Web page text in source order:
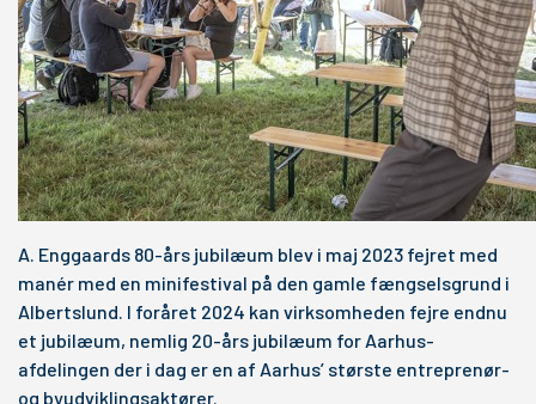
A. Enggaards 80-års jubilæum blev i maj 2023 fejret med
manér med en minifestival på den gamle fængselsgrund i
Albertslund. I foråret 2024 kan virksomheden fejre endnu
et jubilæum, nemlig 20-års jubilæum for Aarhus-
afdelingen der i dag er en af Aarhus’ største entreprenør-
og byudviklingsaktører.